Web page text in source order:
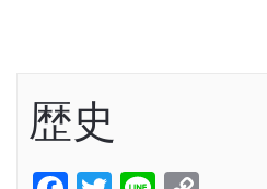
歴史